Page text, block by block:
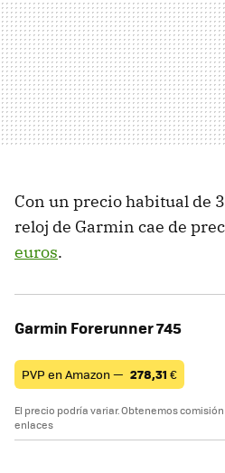
Con un precio habitual de
reloj de Garmin cae de
euros.
Garmin Forerunner 745
PVP en Amazon — 278,31 €
El precio podría variar. Obtenemos
enlaces